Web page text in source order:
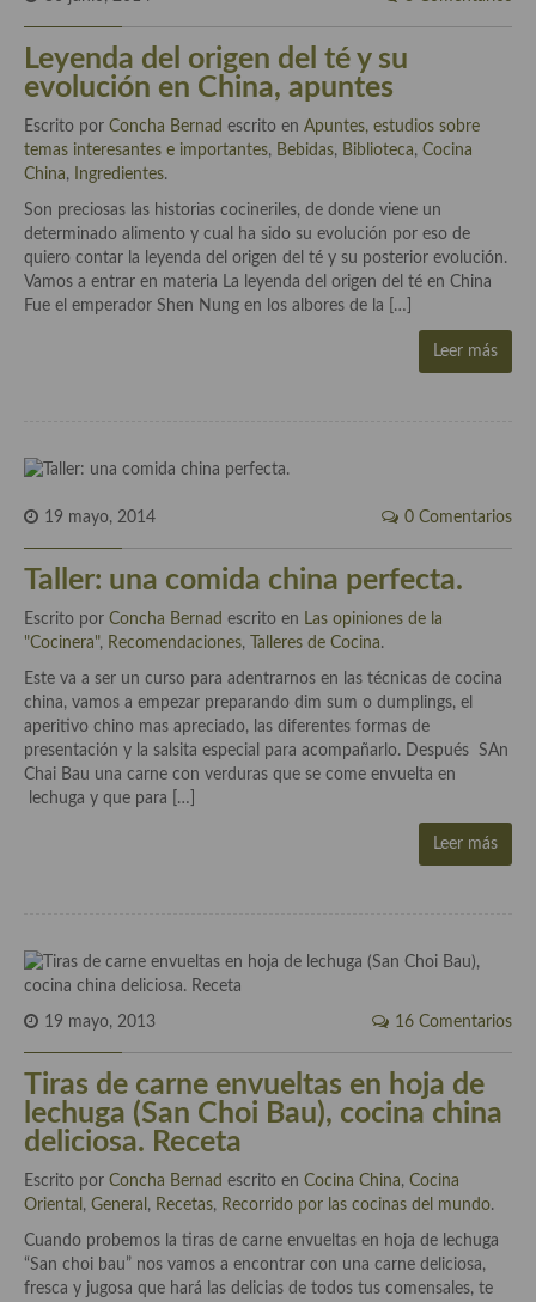
Salsas y mojos
Adobos
Aperitivos
Bebidas
Bocadillos, hamburguesas, sándwich, emparedados, tostas y
demás
Entrantes y primeros platos
Quínoa
Pasta
Arroces Y fideuás
Legumbres y cereales
Cuscús
Huevos
Masas elaboradas con harina, pizzas, quiches y demás
Pescado y Marisco
Postres con frutas
Quesos, recetas
Salazones y encurtidos
Recetas Especiales
Recetas de Cuaresma
Recetas maridadas con los mejores AOVES
Leyenda del origen del té y su
evolución en China, apuntes
Escrito por Concha Bernad escrito en Apuntes, estudios sobre
temas interesantes e importantes, Bebidas, Biblioteca, Cocina
China, Ingredientes.
Son preciosas las historias cocineriles, de donde viene un
determinado alimento y cual ha sido su evolución por eso de
quiero contar la leyenda del origen del té y su posterior evolución.
Vamos a entrar en materia La leyenda del origen del té en China
Fue el emperador Shen Nung en los albores de la […]
Leer más
19 mayo, 2014 0 Comentarios
Taller: una comida china perfecta.
Escrito por Concha Bernad escrito en Las opiniones de la
"Cocinera", Recomendaciones, Talleres de Cocina.
Este va a ser un curso para adentrarnos en las técnicas de cocina
china, vamos a empezar preparando dim sum o dumplings, el
aperitivo chino mas apreciado, las diferentes formas de
presentación y la salsita especial para acompañarlo. Después SAn
Chai Bau una carne con verduras que se come envuelta en
lechuga y que para […]
Leer más
19 mayo, 2013 16 Comentarios
Tiras de carne envueltas en hoja de
lechuga (San Choi Bau), cocina china
deliciosa. Receta
Escrito por Concha Bernad escrito en Cocina China, Cocina
Oriental , General , Recetas, Recorrido por las cocinas del mundo.
Cuando probemos la tiras de carne envueltas en hoja de lechuga
“San choi bau” nos vamos a encontrar con una carne deliciosa,
fresca y jugosa que hará las delicias de todos tus comensales, te